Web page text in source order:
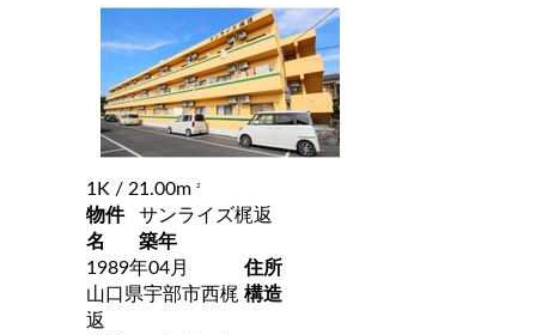
1K / 21.00m 2
物件
名
サンライズ梶返
築年
1989年04月
住所
山口県宇部市西梶
返
構造